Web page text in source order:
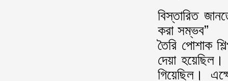
বিস্তারিত
করা সম্ভব”
তৈরি পোশাক
দেয়া
গিয়েছিল।